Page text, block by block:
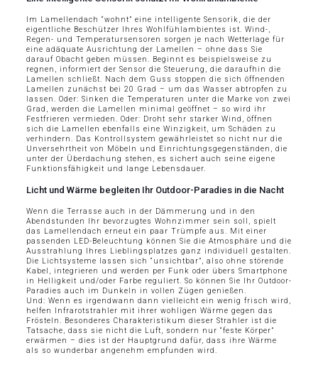
Im Lamellendach “wohnt” eine intelligente Sensorik, die der
eigentliche Beschützer Ihres Wohlfühlambientes ist. Wind-,
Regen- und Temperatursensoren sorgen je nach Wetterlage für
eine adäquate Ausrichtung der Lamellen – ohne dass Sie
darauf Obacht geben müssen. Beginnt es beispielsweise zu
regnen, informiert der Sensor die Steuerung, die daraufhin die
Lamellen schließt. Nach dem Guss stoppen die sich öffnenden
Lamellen zunächst bei 20 Grad – um das Wasser abtropfen zu
lassen. Oder: Sinken die Temperaturen unter die Marke von zwei
Grad, werden die Lamellen minimal geöffnet – so wird ihr
Festfrieren vermieden. Oder: Droht sehr starker Wind, öffnen
sich die Lamellen ebenfalls eine Winzigkeit, um Schäden zu
verhindern. Das Kontrollsystem gewährleistet so nicht nur die
Unversehrtheit von Möbeln und Einrichtungsgegenständen, die
unter der Überdachung stehen, es sichert auch seine eigene
Funktionsfähigkeit und lange Lebensdauer.
Licht und Wärme begleiten Ihr Outdoor-Paradies in die Nacht
Wenn die Terrasse auch in der Dämmerung und in den
Abendstunden Ihr bevorzugtes Wohnzimmer sein soll, spielt
das Lamellendach erneut ein paar Trümpfe aus. Mit einer
passenden LED-Beleuchtung können Sie die Atmosphäre und die
Ausstrahlung Ihres Lieblingsplatzes ganz individuell gestalten.
Die Lichtsysteme lassen sich “unsichtbar”, also ohne störende
Kabel, integrieren und werden per Funk oder übers Smartphone
in Helligkeit und/oder Farbe reguliert. So können Sie Ihr Outdoor-
Paradies auch im Dunkeln in vollen Zügen genießen.
Und: Wenn es irgendwann dann vielleicht ein wenig frisch wird,
helfen Infrarotstrahler mit ihrer wohligen Wärme gegen das
Frösteln. Besonderes Charakteristikum dieser Strahler ist die
Tatsache, dass sie nicht die Luft, sondern nur “feste Körper”
erwärmen – dies ist der Hauptgrund dafür, dass ihre Wärme
als so wunderbar angenehm empfunden wird.